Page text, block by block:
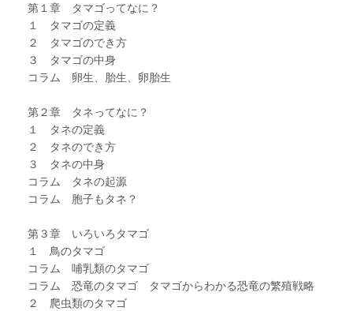
第１章 タマゴってなに？
１ タマゴの定義
２ タマゴのでき方
３ タマゴの中身
コラム 卵生、胎生、卵胎生
第２章 タネってなに？
１ タネの定義
２ タネのでき方
３ タネの中身
コラム タネの起源
コラム 胞子もタネ？
第３章 いろいろタマゴ
１ 鳥のタマゴ
コラム 哺乳類のタマゴ
コラム 恐竜のタマゴ タマゴからわかる恐竜の繁殖戦略
２ 爬虫類のタマゴ